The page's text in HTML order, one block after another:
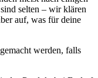
selten – wir klären
auf, was für deine
werden, falls